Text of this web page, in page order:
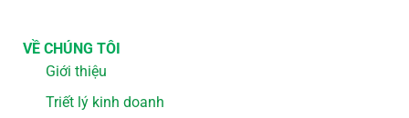
VỀ CHÚNG TÔI
Giới thiệu
Triết lý kinh doanh